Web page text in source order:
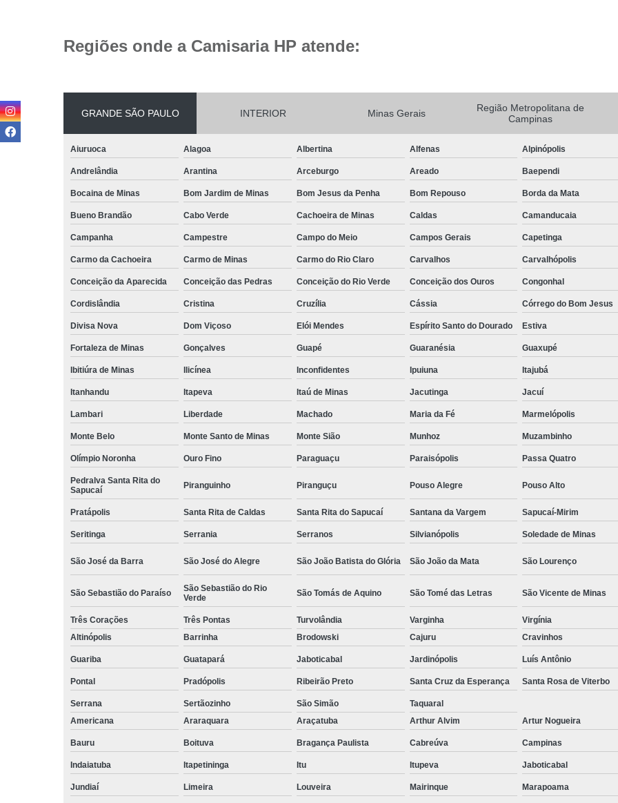
Camisa Manga Longa Masculina
Camisa Social de Manga Longa
Camisa Social Manga Longa Masculina
Camisa Social Masculina Manga Longa Lisa
Camisa Social Preta Manga Longa
Camisa Masculina Social
Camisa Social Estampada
Camisa Social Masculina
Camisa Social Masculina Preta
Camisa Social Preta Masculina
Camisa Masculina Social Preço
Camisa Social Estampada Masculina Preço
Camisa Social Masculina Estampada Preço
Camisa Social Masculina Manga Longa
Camisa Social Masculina Preta Preço
Camisa Social Preta Masculina
Fábrica Camisa Masculina
Fábrica de Camisa Social de Homem
Fábrica de Camisa Social para
Loja com Moda Masculina
Loja de Moda
Loja Executivo Moda Masculina
Loja
Loja Moda Masculina Online
Loja Moda
Moda Masculina Loja
Moda Atual
Moda Casual Masculina
Moda
Moda Masculina Camisa
Moda Masculina
Moda Masculina Inverno
Moda
Moda Social Masculina
Roupas
Regiões onde a Camisaria HP atende:
GRANDE SÃO PAULO INTERIOR Minas Gerais
Região Metropolitana de
Campinas
Aiuruoca Alagoa Albertina Alfenas Alpinópolis
Andrelândia Arantina Arceburgo Areado Baependi
Bocaina de Minas Bom Jardim de Minas Bom Jesus da Penha Bom Repouso Borda da Mata
Bueno Brandão Cabo Verde Cachoeira de Minas Caldas Camanducaia
Campanha Campestre Campo do Meio Campos Gerais Capetinga
Carmo da Cachoeira Carmo de Minas Carmo do Rio Claro Carvalhos Carvalhópolis
Conceição da Aparecida Conceição das Pedras Conceição do Rio Verde Conceição dos Ouros Congonhal
Cordislândia Cristina Cruzília Cássia Córrego do Bom Jesus
Divisa Nova Dom Viçoso Elói Mendes Espírito Santo do Dourado Estiva
Fortaleza de Minas Gonçalves Guapé Guaranésia Guaxupé
Ibitiúra de Minas Ilicínea Inconfidentes Ipuiuna Itajubá
Itanhandu Itapeva Itaú de Minas Jacutinga Jacuí
Lambari Liberdade Machado Maria da Fé Marmelópolis
Monte Belo Monte Santo de Minas Monte Sião Munhoz Muzambinho
Olímpio Noronha Ouro Fino Paraguaçu Paraisópolis Passa Quatro
Pedralva Santa Rita do
Sapucaí
Piranguinho Piranguçu Pouso Alegre Pouso Alto
Pratápolis Santa Rita de Caldas Santa Rita do Sapucaí Santana da Vargem Sapucaí-Mirim
Seritinga Serrania Serranos Silvianópolis Soledade de Minas
São José da Barra São José do Alegre São João Batista do Glória São João da Mata São Lourenço
São Sebastião do Paraíso
São Sebastião do Rio
Verde
São Tomás de Aquino São Tomé das Letras São Vicente de Minas
Três Corações Três Pontas Turvolândia Varginha Virgínia
Altinópolis
Barrinha Brodowski Cajuru Cravinhos
Guariba Guatapará Jaboticabal Jardinópolis Luís Antônio
Pontal Pradópolis Ribeirão Preto Santa Cruz da Esperança Santa Rosa de Viterbo
Serrana Sertãozinho São Simão
Taquaral
Americana
Araraquara Araçatuba Arthur Alvim Artur Nogueira
Bauru Boituva Bragança Paulista Cabreúva Campinas
Indaiatuba Itapetininga Itu Itupeva Jaboticabal
Jundiaí Limeira Louveira Mairinque Marapoama